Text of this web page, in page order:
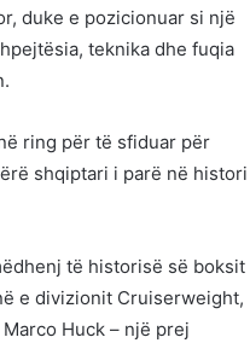
duke e pozicionuar si një
teknika dhe fuqia
ring për të sfiduar për
shqiptari i parë në histori
të historisë së boksit
e divizionit Cruiserweight,
Huck – një prej